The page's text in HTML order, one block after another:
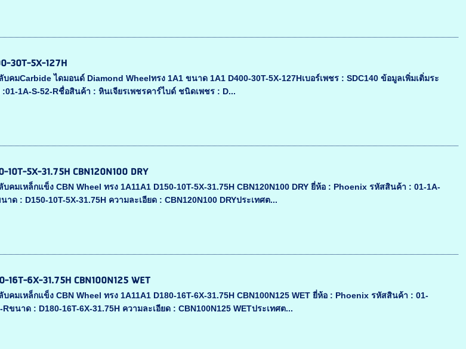
30T-5X-127H
บคมCarbide ไดมอนด์ Diamond Wheelทรง 1A1 ขนาด 1A1 D400-30T-5X-127Hเบอร์เพชร : SDC140 ข้อมูลเพิ่มเติ่มระ
1A-S-52-Rชื่อสินค้า : หินเจียรเพชรคาร์ไบด์ ชนิดเพชร : D...
10T-5X-31.75H CBN120N100 DRY
คมเหล็กแข็ง CBN Wheel ทรง 1A11A1 D150-10T-5X-31.75H CBN120N100 DRY ยี่ห้อ : Phoenix รหัสสินค้า : 01-1A-
าด : D150-10T-5X-31.75H ความละเอียด : CBN120N100 DRYประเทศต...
16T-6X-31.75H CBN100N125 WET
คมเหล็กแข็ง CBN Wheel ทรง 1A11A1 D180-16T-6X-31.75H CBN100N125 WET ยี่ห้อ : Phoenix รหัสสินค้า : 01-
Rขนาด : D180-16T-6X-31.75H ความละเอียด : CBN100N125 WETประเทศต...